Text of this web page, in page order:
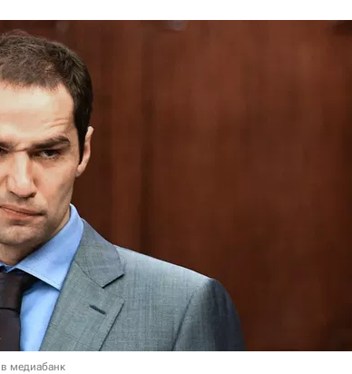
медиабанк